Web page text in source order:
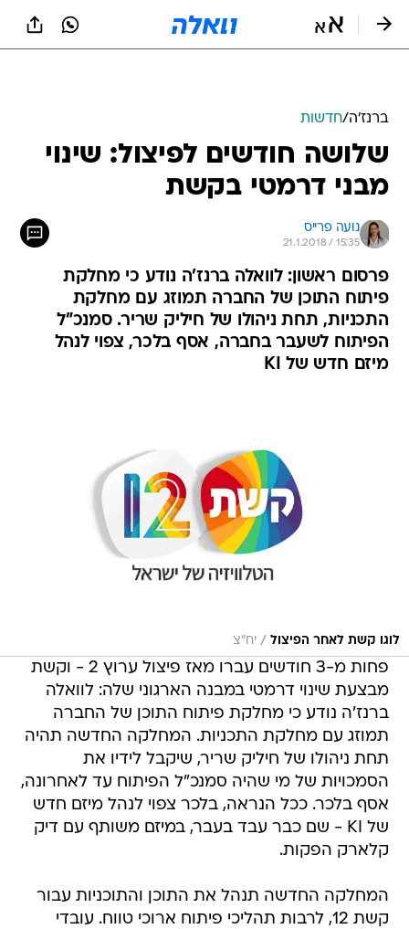
ברנז'ה/חדשות
שלושה חודשים לפיצול: שינוי
מבני דרמטי בקשת
נועה פרייס
21.1.2018 / 15:35
פרסום ראשון: לוואלה ברנז'ה נודע כי מחלקת
פיתוח התוכן של החברה תמוזג עם מחלקת
התכניות, תחת ניהולו של חיליק שריר. סמנכ"ל
הפיתוח לשעבר בחברה, אסף בלכר, צפוי לנהל
מיזם חדש של KI
לוגו קשת לאחר הפיצול / יח"צ
פחות מ-3 חודשים עברו מאז פיצול ערוץ 2 - וקשת
מבצעת שינוי דרמטי במבנה הארגוני שלה: לוואלה
ברנז'ה נודע כי מחלקת פיתוח התוכן של החברה
תמוזג עם מחלקת התכניות. המחלקה החדשה תהיה
תחת ניהולו של חיליק שריר, שיקבל לידיו את
הסמכויות של מי שהיה סמנכ"ל הפיתוח עד לאחרונה,
אסף בלכר. ככל הנראה, בלכר צפוי לנהל מיזם חדש
של KI - שם כבר עבד בעבר, במיזם משותף עם דיק
קלארק הפקות.
המחלקה החדשה תנהל את התוכן והתוכניות עבור
קשת 12, לרבות תהליכי פיתוח ארוכי טווח. עובדי